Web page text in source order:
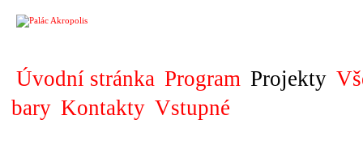
Úvodní stránka Program Projekty
bary Kontakty Vstupné